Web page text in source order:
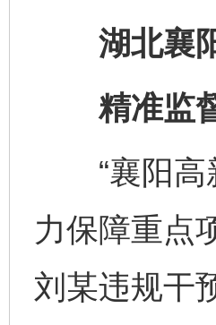
湖北襄
精准监督
“襄阳高
力保障重点
刘某违规干